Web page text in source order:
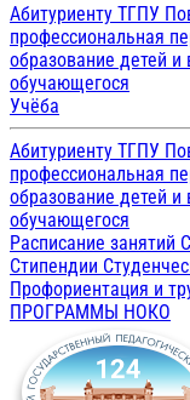
Абитуриенту ТГПУ
профессиональная
образование детей и
обучающегося
Учёба
Абитуриенту ТГПУ
профессиональная
образование детей и
обучающегося
Расписание занятий
Стипендии
Профориентация и
ПРОГРАММЫ НОКО